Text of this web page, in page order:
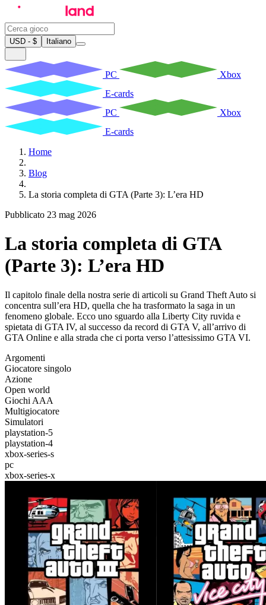
USD - $ Italiano
PC
Xbox
E-cards
PC
Xbox
E-cards
Home
Blog
La storia completa di GTA (Parte 3): L’era HD
Pubblicato 23 mag 2026
La storia completa di GTA
(Parte 3): L’era HD
Il capitolo finale della nostra serie di articoli su Grand Theft Auto si
concentra sull’era HD, quella che ha trasformato la saga in un
fenomeno globale. Ecco uno sguardo alla Liberty City ruvida e
spietata di GTA IV, al successo da record di GTA V, all’arrivo di
GTA Online e alla strada che ci porta verso l’attesissimo GTA VI.
Argomenti
Giocatore singolo
Azione
Open world
Giochi AAA
Multigiocatore
Simulatori
playstation-5
playstation-4
xbox-series-s
pc
xbox-series-x